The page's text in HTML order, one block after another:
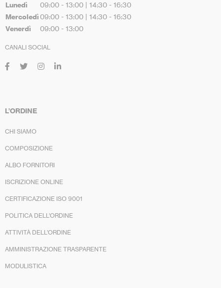
Lunedì 09:00 - 13:00 | 14:30 - 16:30
Mercoledì 09:00 - 13:00 | 14:30 - 16:30
Venerdì 09:00 - 13:00
CANALI SOCIAL
L’ORDINE
CHI SIAMO
COMPOSIZIONE
ALBO FORNITORI
ISCRIZIONE ONLINE
CERTIFICAZIONE ISO 9001
POLITICA DELL’ORDINE
ATTIVITÀ DELL’ORDINE
AMMINISTRAZIONE TRASPARENTE
MODULISTICA